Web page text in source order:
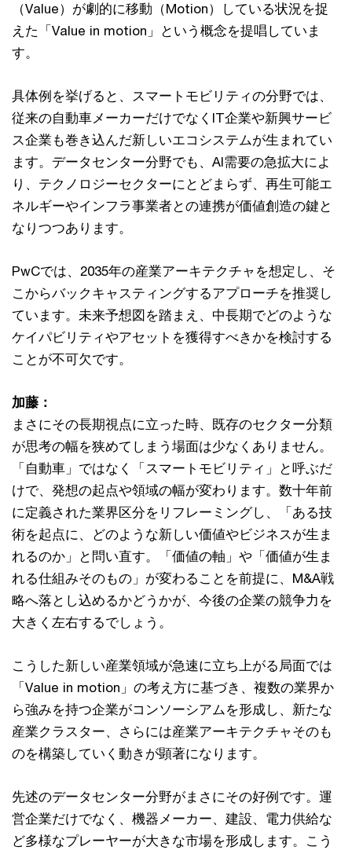
（Value）が劇的に移動（Motion）している状況を捉
えた「Value in motion」という概念を提唱していま
す。
具体例を挙げると、スマートモビリティの分野では、
従来の自動車メーカーだけでなくIT企業や新興サービ
ス企業も巻き込んだ新しいエコシステムが生まれてい
ます。データセンター分野でも、AI需要の急拡大によ
り、テクノロジーセクターにとどまらず、再生可能エ
ネルギーやインフラ事業者との連携が価値創造の鍵と
なりつつあります。
PwCでは、2035年の産業アーキテクチャを想定し、そ
こからバックキャスティングするアプローチを推奨し
ています。未来予想図を踏まえ、中長期でどのような
ケイパビリティやアセットを獲得すべきかを検討する
ことが不可欠です。
加藤：
まさにその長期視点に立った時、既存のセクター分類
が思考の幅を狭めてしまう場面は少なくありません。
「自動車」ではなく「スマートモビリティ」と呼ぶだ
けで、発想の起点や領域の幅が変わります。数十年前
に定義された業界区分をリフレーミングし、「ある技
術を起点に、どのような新しい価値やビジネスが生ま
れるのか」と問い直す。「価値の軸」や「価値が生ま
れる仕組みそのもの」が変わることを前提に、M&A戦
略へ落とし込めるかどうかが、今後の企業の競争力を
大きく左右するでしょう。
こうした新しい産業領域が急速に立ち上がる局面では
「Value in motion」の考え方に基づき、複数の業界か
ら強みを持つ企業がコンソーシアムを形成し、新たな
産業クラスター、さらには産業アーキテクチャそのも
のを構築していく動きが顕著になります。
先述のデータセンター分野がまさにその好例です。運
営企業だけでなく、機器メーカー、建設、電力供給な
ど多様なプレーヤーが大きな市場を形成します。こう